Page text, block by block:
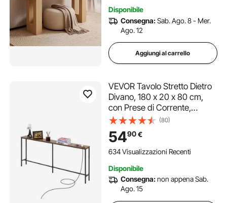
Legno Naturale
Disponibile
Consegna:Sab. Ago. 8 - Mer.
Ago. 12
Aggiungi al carrello
VEVOR Tavolo Stretto Dietro
Divano, 180 x 20 x 80 cm,
con Prese di Corrente,
Tavolino d'Ingresso Lungo a 1
Livello con Struttura in
Metallo e Stazione di Ricarica,
per Ingresso, Corridoio
(80)
5490€
634 Visualizzazioni Recenti
Disponibile
Consegna:non appena Sab.
Ago. 15